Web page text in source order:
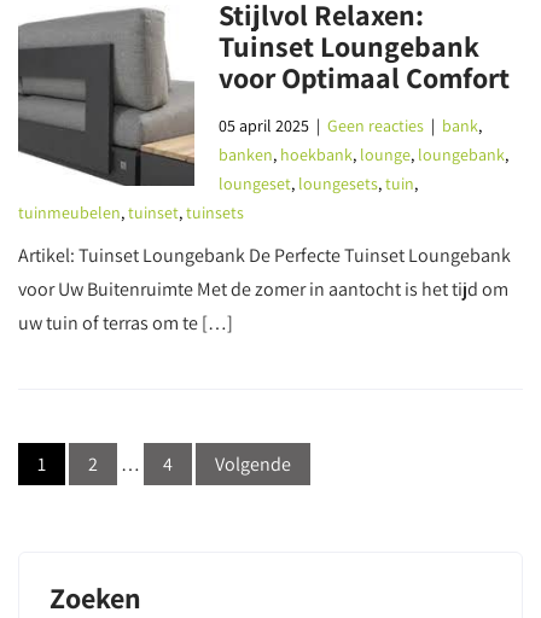
Stijlvol Relaxen:
Tuinset Loungebank
voor Optimaal Comfort
05 april 2025 |Geen reacties | bank,
banken, hoekbank, lounge, loungebank,
loungeset, loungesets,tuin,
tuinmeubelen,tuinset,tuinsets
Artikel: Tuinset Loungebank De Perfecte Tuinset Loungebank
voor Uw Buitenruimte Met de zomer in aantocht is het tijd om
uw tuin of terras om te […]
Berichtnavigatie
1 2 … 4 Volgende
Zoeken